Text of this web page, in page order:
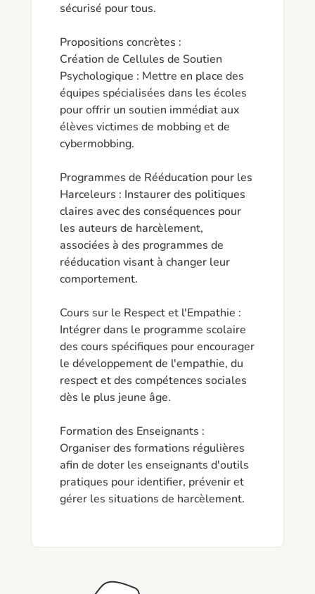
sécurisé pour tous.
Propositions concrètes :
Création de Cellules de Soutien
Psychologique : Mettre en place des
équipes spécialisées dans les écoles
pour offrir un soutien immédiat aux
élèves victimes de mobbing et de
cybermobbing.
Programmes de Rééducation pour les
Harceleurs : Instaurer des politiques
claires avec des conséquences pour
les auteurs de harcèlement,
associées à des programmes de
rééducation visant à changer leur
comportement.
Cours sur le Respect et l'Empathie :
Intégrer dans le programme scolaire
des cours spécifiques pour encourager
le développement de l'empathie, du
respect et des compétences sociales
dès le plus jeune âge.
Formation des Enseignants :
Organiser des formations régulières
afin de doter les enseignants d'outils
pratiques pour identifier, prévenir et